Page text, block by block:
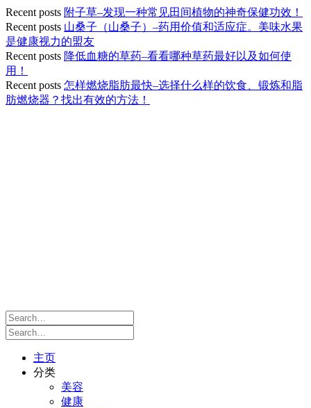
Recent posts 附子草–发现一种常见田间植物的神奇保健功效！
Recent posts 山桑子（山桑子）–药用价值和适应症。美味水果
是健康视力的盟友
Recent posts 降低血糖的草药–看看哪种草药最好以及如何使
用！
Recent posts 怎样燃烧脂肪最快–选择什么样的饮食、锻炼和脂
肪燃烧器？找出有效的方法！
主页
分类
美容
健康